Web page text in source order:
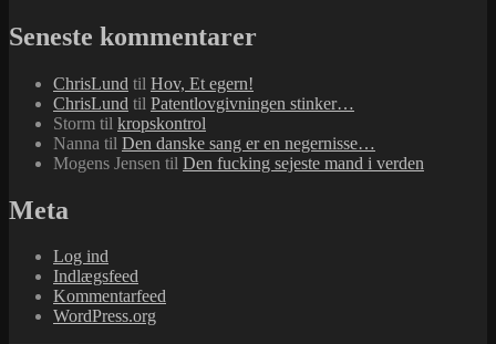
Seneste kommentarer
ChrisLund til Hov, Et egern!
ChrisLund til Patentlovgivningen stinker…
Storm til kropskontrol
Nanna til Den danske sang er en negernisse…
Mogens Jensen til Den fucking sejeste mand i verden
Meta
Log ind
Indlægsfeed
Kommentarfeed
WordPress.org